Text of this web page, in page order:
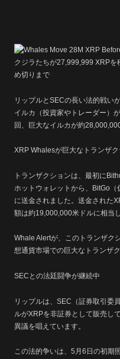
クジラたちが27,999,999 XRP
め切りまで
リップルとSECの長い法的戦い
イルカ（投資家やトレーダー）
回、巨大なイルカが約
XRP Whalesが巨大なトランザ
トランザクションは、最初に
ホットウォレットから、BitGo
に送金されました。送金された
額は約19,000,000米ドルに相当し
Whale Alertが、このトランザク
想通貨市場での巨大なトランザ
SECとの法廷闘争が継続中
リップルは、SEC（証券取引委
ルがXRPを非証券として販売し
異議を唱えています。
この法的争いは、5月6日の初期